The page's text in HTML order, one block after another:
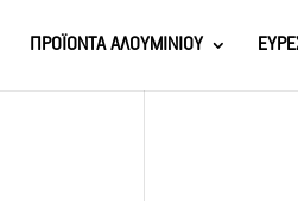
ΠΡΟΪΟΝΤΑ ΑΛΟΥΜΙΝΙΟΥ